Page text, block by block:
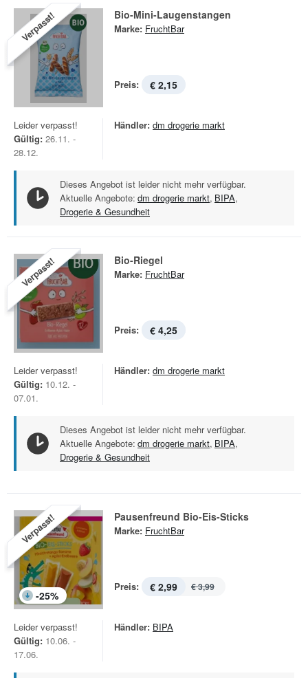
Verpasst! Bio-Mini-Laugenstangen
Marke: FruchtBar
Preis: € 2,15
Leider verpasst!
Gültig: 26.11. -
28.12.
Händler: dm drogerie markt
Dieses Angebot ist leider nicht mehr verfügbar.
Aktuelle Angebote: dm drogerie markt, BIPA,
Drogerie & Gesundheit
Verpasst! Bio-Riegel
Marke: FruchtBar
Preis: € 4,25
Leider verpasst!
Gültig: 10.12. -
07.01.
Händler: dm drogerie markt
Dieses Angebot ist leider nicht mehr verfügbar.
Aktuelle Angebote: dm drogerie markt, BIPA,
Drogerie & Gesundheit
Verpasst!
-25%
Pausenfreund Bio-Eis-Sticks
Marke: FruchtBar
Preis: € 2,99 € 3,99
Leider verpasst!
Gültig: 10.06. -
17.06.
Händler: BIPA